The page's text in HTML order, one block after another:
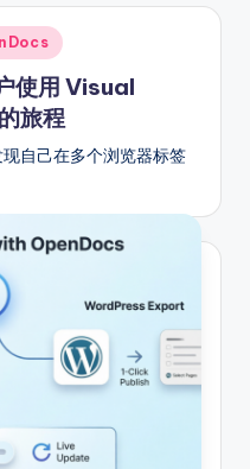
使用 Visual
旅程
自己在多个浏览器标签